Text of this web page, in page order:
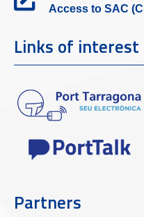
Access to SAC
Links of interest
Partners